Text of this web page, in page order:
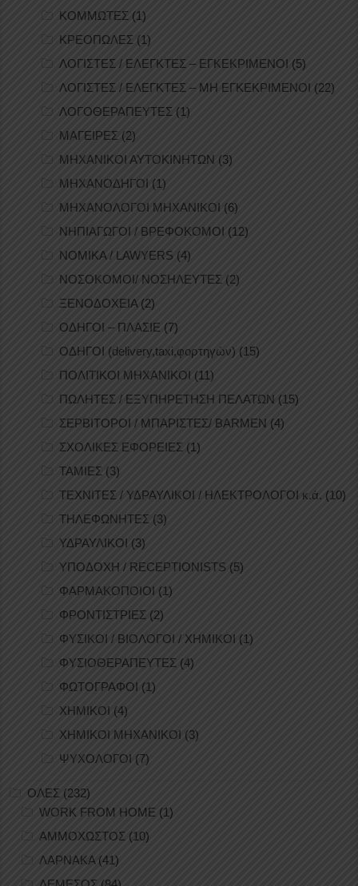
ΚΟΜΜΩΤΕΣ (1)
ΚΡΕΟΠΩΛΕΣ (1)
ΛΟΓΙΣΤΕΣ / ΕΛΕΓΚΤΕΣ – ΕΓΚΕΚΡΙΜΕΝΟΙ (5)
ΛΟΓΙΣΤΕΣ / ΕΛΕΓΚΤΕΣ – ΜΗ ΕΓΚΕΚΡΙΜΕΝΟΙ (22)
ΛΟΓΟΘΕΡΑΠΕΥΤΕΣ (1)
ΜΑΓΕΙΡΕΣ (2)
ΜΗΧΑΝΙΚΟΙ ΑΥΤΟΚΙΝΗΤΩΝ (3)
ΜΗΧΑΝΟΔΗΓΟΙ (1)
ΜΗΧΑΝΟΛΟΓΟΙ ΜΗΧΑΝΙΚΟΙ (6)
ΝΗΠΙΑΓΩΓΟΙ / ΒΡΕΦΟΚΟΜΟΙ (12)
ΝΟΜΙΚΑ / LAWYERS (4)
ΝΟΣΟΚΟΜΟΙ/ ΝΟΣΗΛΕΥΤΕΣ (2)
ΞΕΝΟΔΟΧΕΙΑ(2)
ΟΔΗΓΟΙ – ΠΛΑΣΙΕ (7)
ΟΔΗΓΟΙ (delivery,taxi,φορτηγών) (15)
ΠΟΛΙΤΙΚΟΙ ΜΗΧΑΝΙΚΟΙ (11)
ΠΩΛΗΤΕΣ / ΕΞΥΠΗΡΕΤΗΣΗ ΠΕΛΑΤΩΝ (15)
ΣΕΡΒΙΤΟΡΟΙ / ΜΠΑΡΙΣΤΕΣ/ BARMEN (4)
ΣΧΟΛΙΚΕΣ ΕΦΟΡΕΙΕΣ (1)
ΤΑΜΙΕΣ (3)
ΤΕΧΝΙΤΕΣ / ΥΔΡΑΥΛΙΚΟΙ / ΗΛΕΚΤΡΟΛΟΓΟΙ κ.ά. (10)
ΤΗΛΕΦΩΝΗΤΕΣ (3)
ΥΔΡΑΥΛΙΚΟΙ (3)
ΥΠΟΔΟΧΗ / RECEPTIONISTS (5)
ΦΑΡΜΑΚΟΠΟΙΟΙ (1)
ΦΡΟΝΤΙΣΤΡΙΕΣ (2)
ΦΥΣΙΚΟΙ / ΒΙΟΛΟΓΟΙ / ΧΗΜΙΚΟΙ (1)
ΦΥΣΙΟΘΕΡΑΠΕΥΤΕΣ (4)
ΦΩΤΟΓΡΑΦΟΙ (1)
ΧΗΜΙΚΟΙ (4)
ΧΗΜΙΚΟΙ ΜΗΧΑΝΙΚΟΙ (3)
ΨΥΧΟΛΟΓΟΙ (7)
ΟΛΕΣ (232)
WORK FROM HOME (1)
ΑΜΜΟΧΩΣΤΟΣ (10)
ΛΑΡΝΑΚΑ (41)